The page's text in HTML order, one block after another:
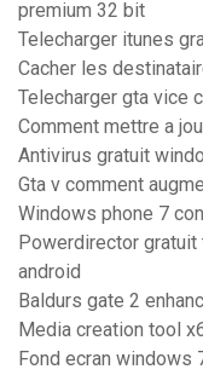
premium 32 bit
Telecharger itunes
Cacher les
Telecharger gta vice
Comment mettre a
Antivirus gratuit
Gta v comment
Windows phone 7
Powerdirector
android
Baldurs gate 2
Media creation tool
Fond ecran windows